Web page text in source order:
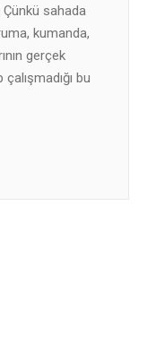
sahada
kumanda,
gerçek
bu